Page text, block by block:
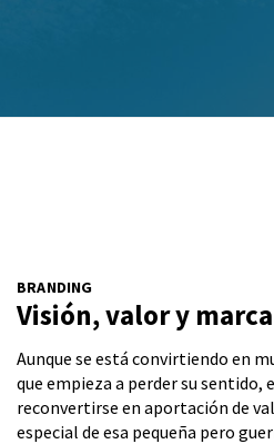
BRANDING
Visión, valor y
Aunque se está convirtiendo en
que empieza a perder su sentido,
reconvertirse en aportación de
especial de esa pequeña pero